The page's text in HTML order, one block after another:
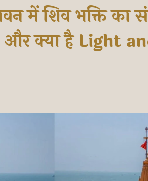
में शिव भक्ति का
क्या है Light